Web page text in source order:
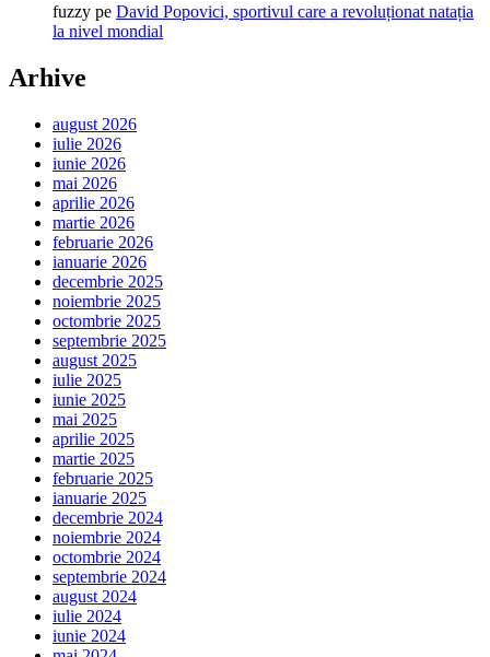
fuzzy pe David Popovici, sportivul care a revoluționat natația
la nivel mondial
Arhive
august 2026
iulie 2026
iunie 2026
mai 2026
aprilie 2026
martie 2026
februarie 2026
ianuarie 2026
decembrie 2025
noiembrie 2025
octombrie 2025
septembrie 2025
august 2025
iulie 2025
iunie 2025
mai 2025
aprilie 2025
martie 2025
februarie 2025
ianuarie 2025
decembrie 2024
noiembrie 2024
octombrie 2024
septembrie 2024
august 2024
iulie 2024
iunie 2024